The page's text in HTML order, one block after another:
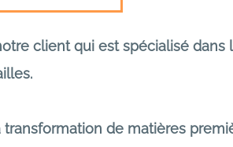
client qui est spécialisé dans
de matières